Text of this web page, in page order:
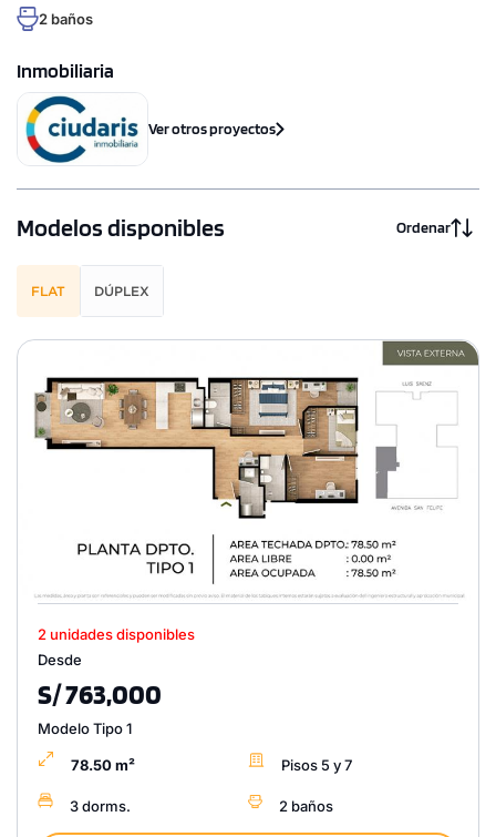
2 baños
Inmobiliaria
Ver otros proyectos
Modelos disponibles Ordenar
FLAT DÚPLEX
2 unidades disponibles
Desde
S/ 763,000
Modelo Tipo 1
78.50 m² Pisos 5 y 7
3 dorms. 2 baños